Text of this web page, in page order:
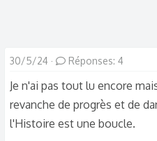
u
s
s
i
30/5/24 Réponses: 4
Je n'ai pas tout lu encore
revanche de progrès et de
l'Histoire est une boucle.